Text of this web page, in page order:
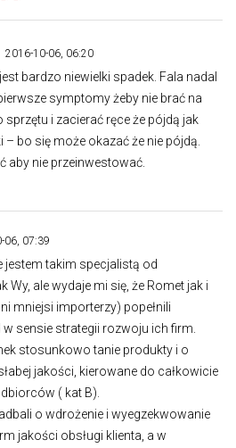
2016-10-06, 06:20
bardzo niewielki spadek. Fala nadal
symptomy żeby nie brać na
sprzętu i zacierać ręce że pójdą jak
– bo się może okazać że nie pójdą.
aby nie przeinwestować.
06, 07:39
jestem takim specjalistą od
Wy, ale wydaje mi się, że Romet jak i
mniejsi importerzy) popełnili
w sensie strategii rozwoju ich firm.
stosunkowo tanie produkty i o
jakości, kierowane do całkowicie
( kat B).
o wdrożenie i wyegzekwowanie
jakości obsługi klienta, a w